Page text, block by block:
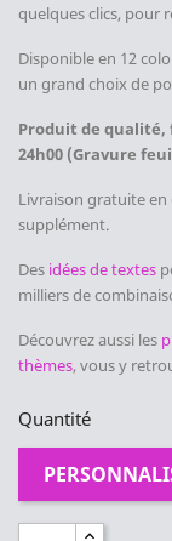
quelques clics, pour
Disponible en 12
un grand choix de
Produit de qualité,
24h00 (Gravure
Livraison gratuite en
supplément.
Des idées de textes
milliers de
Découvrez aussi les
thèmes, vous y
Quantité